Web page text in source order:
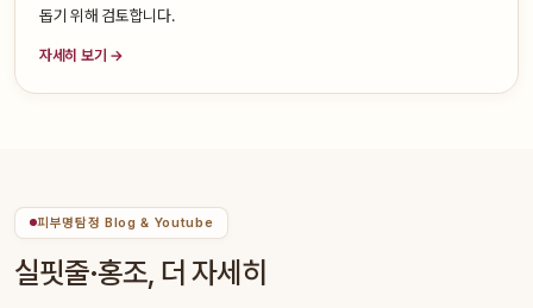
돕기 위해 검토합니다.
자세히 보기 →
피부명탐정 Blog & Youtube
실핏줄·홍조, 더 자세히